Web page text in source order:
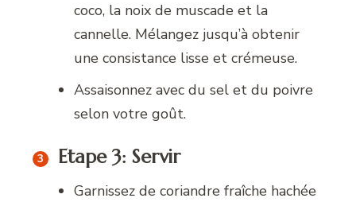
coco, la noix de muscade et la
cannelle. Mélangez jusqu’à obtenir
une consistance lisse et crémeuse.
Assaisonnez avec du sel et du poivre
selon votre goût.
Etape 3: Servir
Garnissez de coriandre fraîche hachée